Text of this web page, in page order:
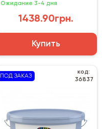
Ожидание 3-4 дня
1438.90грн.
Купить
ПОД ЗАКАЗ
код:
36837